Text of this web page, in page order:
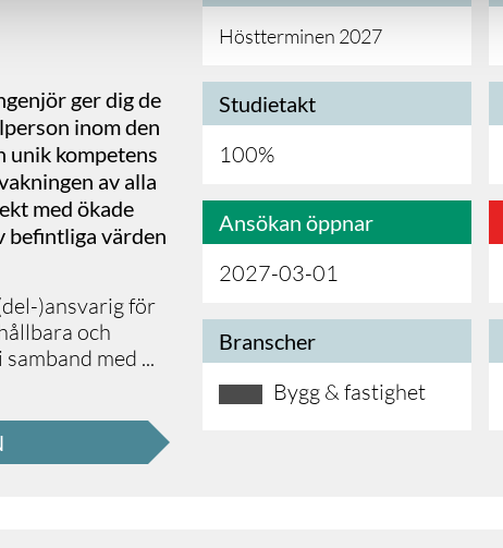
ger dig de
inom den
unik kompetens
av alla
med ökade
befintliga värden
)ansvarig för
och
med ...
Höstterminen 2027
Studietakt
100%
Ansökan öppnar
2027-03-01
Branscher
Bygg & fastighet